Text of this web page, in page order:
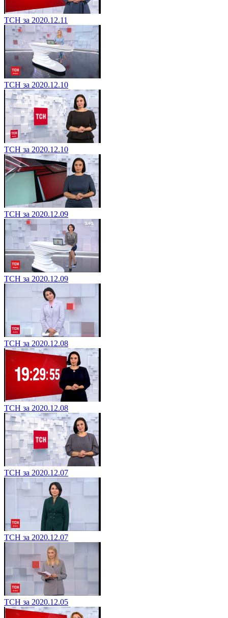
ТСН за 2020.12.11
ТСН за 2020.12.10
ТСН за 2020.12.10
ТСН за 2020.12.09
ТСН за 2020.12.09
ТСН за 2020.12.08
ТСН за 2020.12.08
ТСН за 2020.12.07
ТСН за 2020.12.07
ТСН за 2020.12.05